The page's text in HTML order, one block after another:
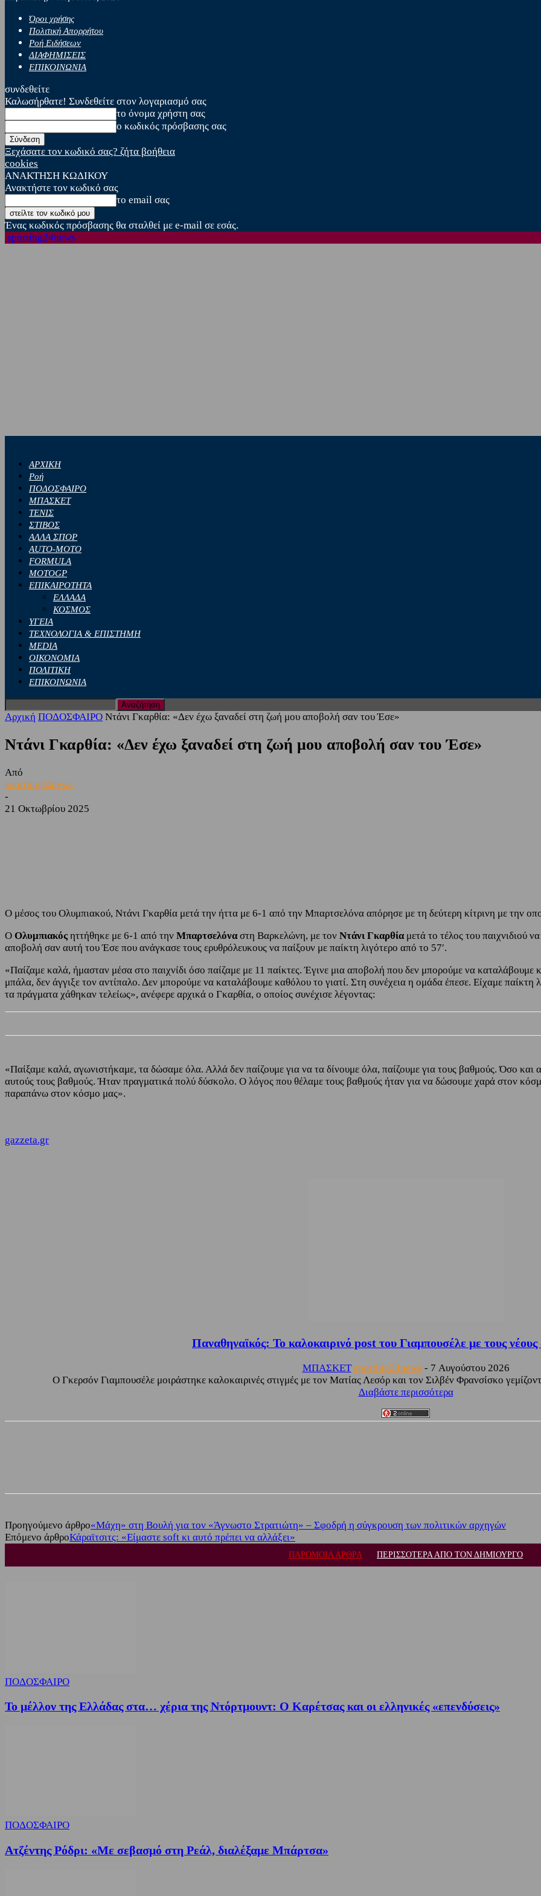
Όροι χρήσης
Πολιτική Απορρήτου
Ροή Ειδήσεων
ΔΙΑΦΗΜΙΣΕΙΣ
ΕΠΙΚΟΙΝΩΝΙΑ
συνδεθείτε
Καλωσήρθατε! Συνδεθείτε στον λογαριασμό σας
το όνομα χρήστη σας
ο κωδικός πρόσβασης σας
Ξεχάσατε τον κωδικό σας? ζήτα βοήθεια
cookies
ΑΝΑΚΤΗΣΗ ΚΩΔΙΚΟΥ
Ανακτήστε τον κωδικό σας
το email σας
Ένας κωδικός πρόσβασης θα σταλθεί με e-mail σε εσάς.
sporting24news
ΑΡΧΙΚΗ
Ροή
ΠΟΔΟΣΦΑΙΡΟ
ΜΠΑΣΚΕΤ
ΤΕΝΙΣ
ΣΤΙΒΟΣ
ΑΛΛΑ ΣΠΟΡ
AUTO-MOTO
FORMULA
MOTOGP
ΕΠΙΚΑΙΡΟΤΗΤΑ
ΕΛΛΑΔΑ
ΚΟΣΜΟΣ
ΥΓΕΙΑ
ΤΕΧΝΟΛΟΓΙΑ & ΕΠΙΣΤΗΜΗ
MEDIA
ΟΙΚΟΝΟΜΙΑ
ΠΟΛΙΤΙΚΗ
ΕΠΙΚΟΙΝΩΝΙΑ
Αρχική ΠΟΔΟΣΦΑΙΡΟ Ντάνι Γκαρθία: «Δεν έχω ξαναδεί στη ζωή μου αποβολή σαν του Έσε»
Ντάνι Γκαρθία: «Δεν έχω ξαναδεί στη ζωή μου αποβολή σαν του Έσε»
Από
sporting24news
-
21 Οκτωβρίου 2025
Ο μέσος του Ολυμπιακού, Ντάνι Γκαρθία μετά την ήττα με 6-1 από την Μπαρτσελόνα απόρησε με τη δεύτερη κίτρινη με την
Ο Ολυμπιακός ηττήθηκε με 6-1 από την Μπαρτσελόναστη Βαρκελώνη, με τον Ντάνι Γκαρθία μετά το τέλος του παιχνιδιού
αποβολή σαν αυτή του Έσε που ανάγκασε τους ερυθρόλευκους να παίξουν με παίκτη λιγότερο από το 57′.
«Παίζαμε καλά, ήμασταν μέσα στο παιχνίδι όσο παίζαμε με 11 παίκτες. Έγινε μια αποβολή που δεν μπορούμε να
μπάλα, δεν άγγιξε τον αντίπαλο. Δεν μπορούμε να καταλάβουμε καθόλου το γιατί. Στη συνέχεια η ομάδα έπεσε. Είχαμε
τα πράγματα χάθηκαν τελείως», ανέφερε αρχικά ο Γκαρθία, ο οποίος συνέχισε λέγοντας:
«Παίξαμε καλά, αγωνιστήκαμε, τα δώσαμε όλα. Αλλά δεν παίζουμε για να τα δίνουμε όλα, παίζουμε για τους βαθμούς. Όσο και
αυτούς τους βαθμούς. Ήταν πραγματικά πολύ δύσκολο. Ο λόγος που θέλαμε τους βαθμούς ήταν για να δώσουμε χαρά στον
παραπάνω στον κόσμο μας».
gazzeta.gr
Παναθηναϊκός: Το καλοκαιρινό post του Γιαμπουσέλε με τους νέους
ΜΠΑΣΚΕΤ sporting24news - 7 Αυγούστου 2026
Ο Γκερσόν Γιαμπουσέλε μοιράστηκε καλοκαιρινές στιγμές με τον Ματίας Λεσόρ και τον Σιλβέν Φρανσίσκο
Διαβάστε περισσότερα
Προηγούμενο άρθρο«Μάχη» στη Βουλή για τον «Άγνωστο Στρατιώτη» – Σφοδρή η σύγκρουση των πολιτικών αρχηγών
Επόμενο άρθροΚάραϊτσιτς: «Είμαστε soft κι αυτό πρέπει να αλλάξει»
ΠΑΡΟΜΟΙΑ ΑΡΘΡΑ ΠΕΡΙΣΣΟΤΕΡΑ ΑΠΟ ΤΟΝ ΔΗΜΙΟΥΡΓΟ
ΠΟΔΟΣΦΑΙΡΟ
Το μέλλον της Ελλάδας στα… χέρια της Ντόρτμουντ: Ο Καρέτσας και οι ελληνικές «επενδύσεις»
ΠΟΔΟΣΦΑΙΡΟ
Ατζέντης Ρόδρι: «Με σεβασμό στη Ρεάλ, διαλέξαμε Μπάρτσα»